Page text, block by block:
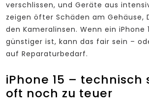
verschlissen, und Geräte aus
zeigen öfter Schäden am Gehäuse,
den Kameralinsen. Wenn ein iPhone
günstiger ist, kann das fair sein –
auf Reparaturbedarf.
iPhone 15 – technisch
oft noch zu teuer